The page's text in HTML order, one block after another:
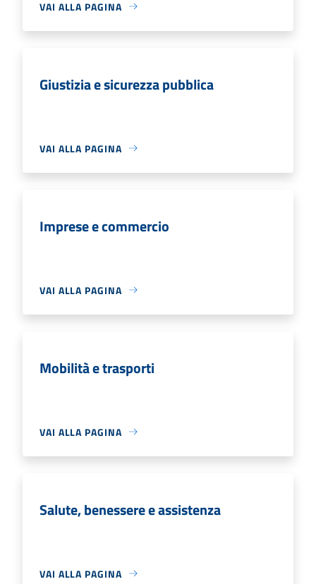
VAI ALLA PAGINA
Giustizia e sicurezza pubblica
VAI ALLA PAGINA
Imprese e commercio
VAI ALLA PAGINA
Mobilità e trasporti
VAI ALLA PAGINA
Salute, benessere e assistenza
VAI ALLA PAGINA